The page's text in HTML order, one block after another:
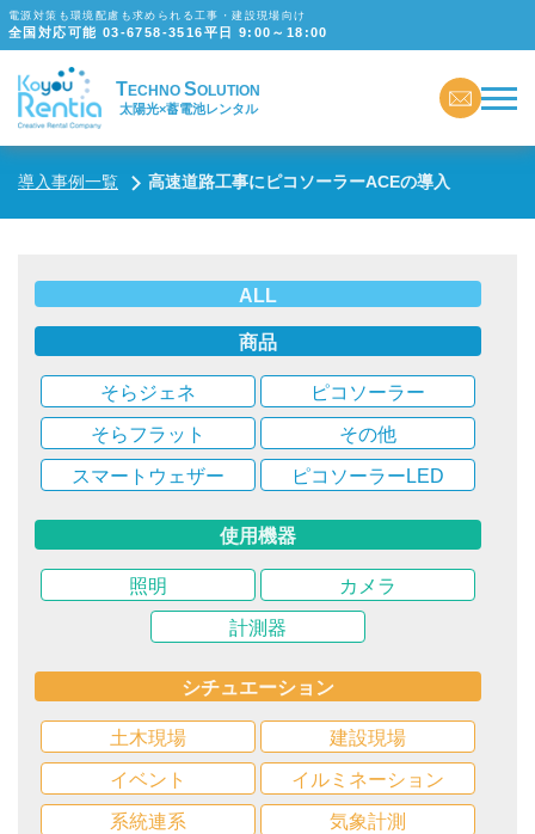
電源対策も環境配慮も求められる工事・建設現場向け
全国対応可能 03-6758-3516平日 9:00～18:00
TECHNO SOLUTION
太陽光×蓄電池レンタル
導入事例一覧 高速道路工事にピコソーラーACEの導入
ALL
商品
そらジェネ ピコソーラー
そらフラット その他
スマートウェザー ピコソーラーLED
使用機器
照明 カメラ
計測器
シチュエーション
土木現場 建設現場
イベント イルミネーション
系統連系 気象計測